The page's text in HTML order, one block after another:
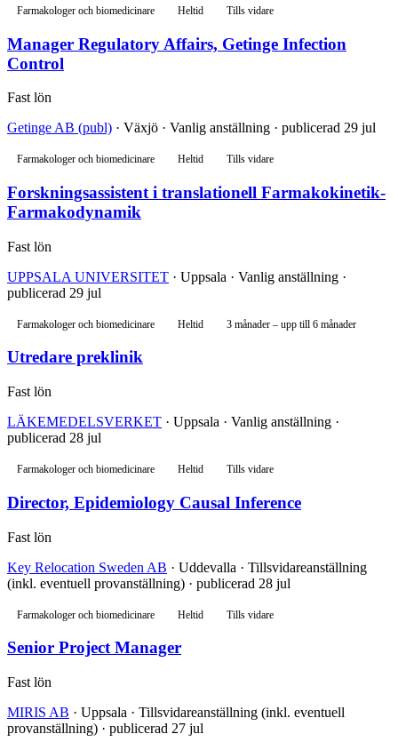
Farmakologer och biomedicinare Heltid Tills vidare
Manager Regulatory Affairs, Getinge Infection
Control
Fast lön
Getinge AB (publ) · Växjö · Vanlig anställning · publicerad 29 jul
Farmakologer och biomedicinare Heltid Tills vidare
Forskningsassistent i translationell Farmakokinetik-
Farmakodynamik
Fast lön
UPPSALA UNIVERSITET · Uppsala · Vanlig anställning ·
publicerad 29 jul
Farmakologer och biomedicinare Heltid 3 månader – upp till 6 månader
Utredare preklinik
Fast lön
LÄKEMEDELSVERKET · Uppsala · Vanlig anställning ·
publicerad 28 jul
Farmakologer och biomedicinare Heltid Tills vidare
Director, Epidemiology Causal Inference
Fast lön
Key Relocation Sweden AB · Uddevalla · Tillsvidareanställning
(inkl. eventuell provanställning) · publicerad 28 jul
Farmakologer och biomedicinare Heltid Tills vidare
Senior Project Manager
Fast lön
MIRIS AB · Uppsala · Tillsvidareanställning (inkl. eventuell
provanställning) · publicerad 27 jul